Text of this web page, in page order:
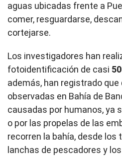
aguas ubicadas frente a
comer, resguardarse,
cortejarse.
Los investigadores han
fotoidentificación de casi
además, han registrado que
observadas en Bahía de
causadas por humanos, ya
o por las propelas de las
recorren la bahía, desde los
lanchas de pescadores y